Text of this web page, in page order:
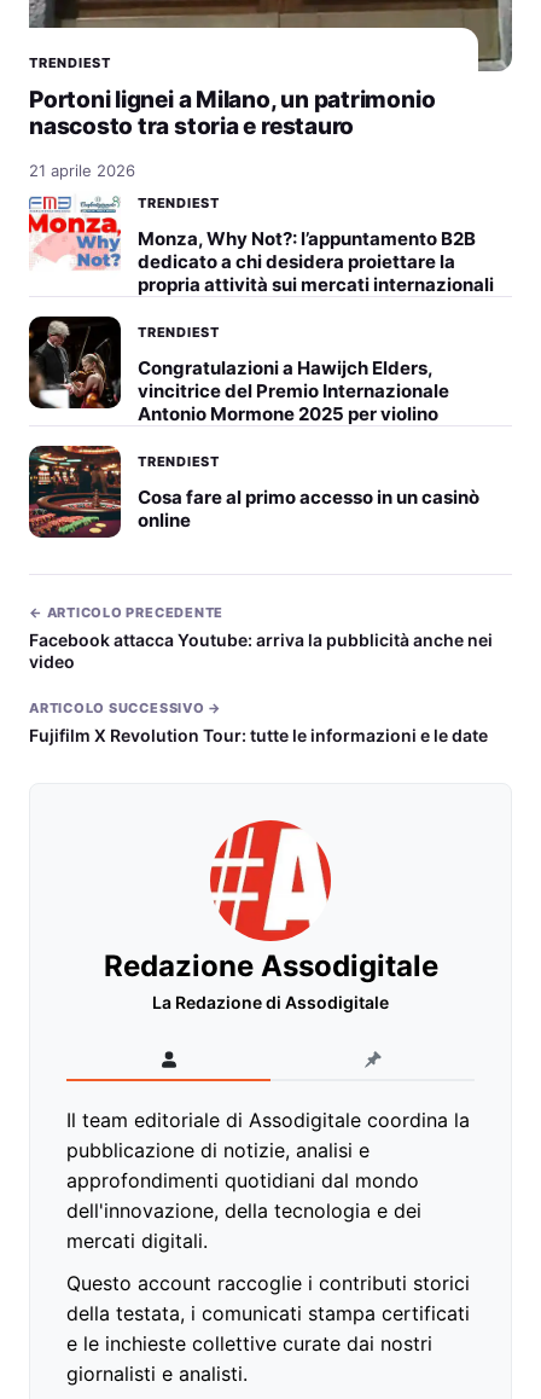
TRENDIEST
Portoni lignei a Milano, un patrimonio
nascosto tra storia e restauro
21 aprile 2026
TRENDIEST
Monza, Why Not?: l’appuntamento B2B
dedicato a chi desidera proiettare la
propria attività sui mercati internazionali
TRENDIEST
Congratulazioni a Hawijch Elders,
vincitrice del Premio Internazionale
Antonio Mormone 2025 per violino
TRENDIEST
Cosa fare al primo accesso in un casinò
online
← ARTICOLO PRECEDENTE
Facebook attacca Youtube: arriva la pubblicità anche nei
video
ARTICOLO SUCCESSIVO →
Fujifilm X Revolution Tour: tutte le informazioni e le date
Redazione Assodigitale
La Redazione di Assodigitale
Il team editoriale di Assodigitale coordina la
pubblicazione di notizie, analisi e
approfondimenti quotidiani dal mondo
dell'innovazione, della tecnologia e dei
mercati digitali.
Questo account raccoglie i contributi storici
della testata, i comunicati stampa certificati
e le inchieste collettive curate dai nostri
giornalisti e analisti.